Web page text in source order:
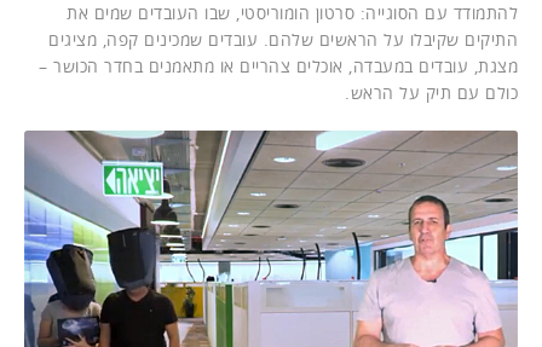
להתמודד עם הסוגייה: סרטון הומוריסטי, שבו העובדים שמים את
התיקים שקיבלו על הראשים שלהם. עובדים שמכינים קפה, מציגים
מצגת, עובדים במעבדה, אוכלים צהריים או מתאמנים בחדר הכושר –
כולם עם תיק על הראש.